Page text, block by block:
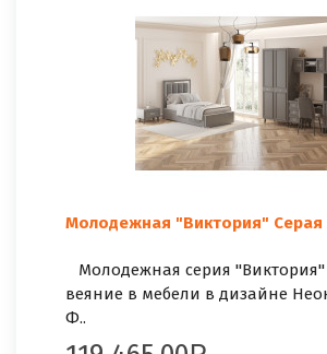
Молодежная "Виктория" Серая
Молодежная серия
веяние в мебели в дизайне
Ф..